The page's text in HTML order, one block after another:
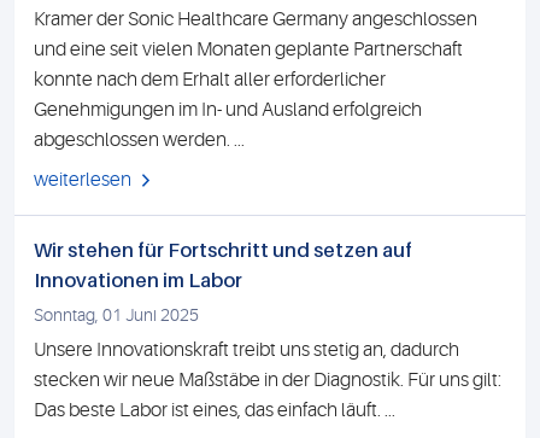
Kramer der Sonic Healthcare Germany angeschlossen
und eine seit vielen Monaten geplante Partnerschaft
konnte nach dem Erhalt aller erforderlicher
Genehmigungen im In- und Ausland erfolgreich
abgeschlossen werden. ...
weiterlesen
Wir stehen für Fortschritt und setzen auf
Innovationen im Labor
Sonntag, 01 Juni 2025
Unsere Innovationskraft treibt uns stetig an, dadurch
stecken wir neue Maßstäbe in der Diagnostik. Für uns gilt:
Das beste Labor ist eines, das einfach läuft. ...